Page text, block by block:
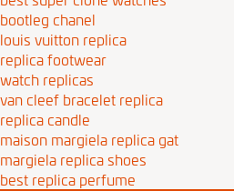
bootleg chanel
louis vuitton replica
replica footwear
watch replicas
van cleef bracelet replica
replica candle
maison margiela replica gat
margiela replica shoes
best replica perfume